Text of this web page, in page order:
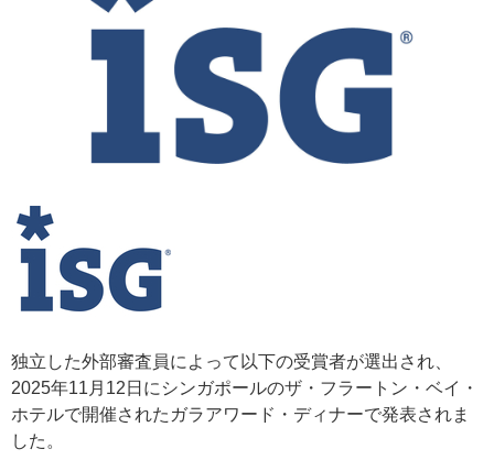
独立した外部審査員によって以下の受賞者が選出され、
2025年11月12日にシンガポールのザ・フラートン・ベイ・
ホテルで開催されたガラアワード・ディナーで発表されま
した。